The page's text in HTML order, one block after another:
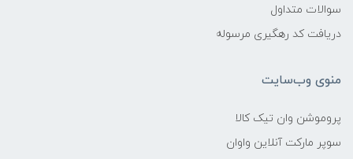
سوالات متداول
دریافت کد رهگیری مرسوله
منوی وب‌سایت
پروموشن وان تیک کالا
سوپر مارکت آنلاین واوان